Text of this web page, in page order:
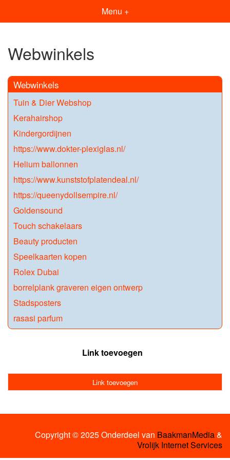
Menu +
Webwinkels
Webwinkels
Tuin & Dier Webshop
Kerahairshop
Kindergordijnen
https://www.dokter-plexiglas.nl/
Helium ballonnen
https://www.kunststofplatendeal.nl/
https://queenydollsempire.nl/
Goldensound
Touch schakelaars
Beauty producten
Speelkaarten kopen
Rolex Dubai
borrelplank graveren eigen ontwerp
Stadsposters
rasasi parfum
Link toevoegen
Link toevoegen
Copyright © 2025 Onderdeel van BaakmanMedia&
Vrolijk Internet Services